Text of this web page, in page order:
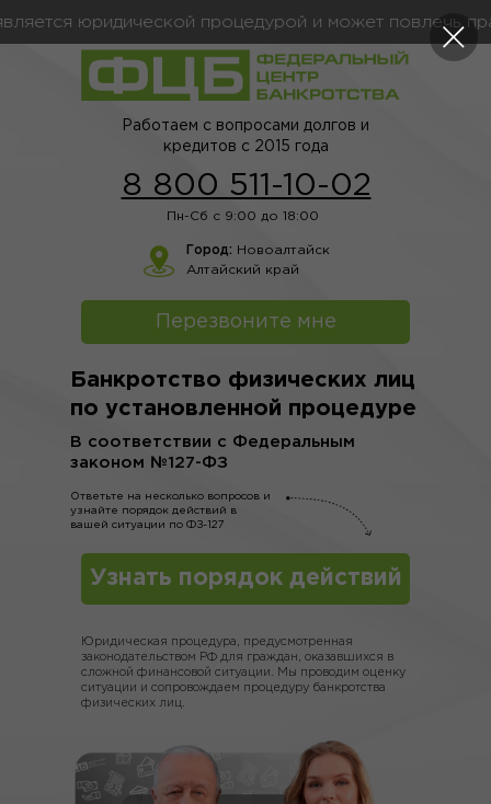
юридической процедурой и может повлечь
В соответствии с Федеральным
законом №127-ФЗ
Банкротство физических лиц
по установленной процедуре
Узнать порядок действий
Юридическая процедура, предусмотренная
законодательством РФ для граждан, оказавшихся в
сложной финансовой ситуации. Мы проводим оценку
ситуации и сопровождаем процедуру банкротства
физических лиц.
Ответьте на несколько вопросов и
узнайте порядок действий в
вашей ситуации по ФЗ-127
Перезвоните мне
8 800 511-10-02
Пн-Сб с 9:00 до 18:00
Город: Новоалтайск
Алтайский край
Работаем с вопросами долгов и
кредитов с 2015 года